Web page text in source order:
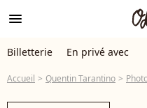
menu
Billetterie En privé avec
Accueil Quentin Tarantino